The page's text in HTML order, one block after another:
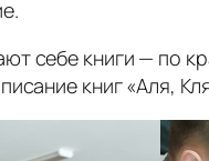
себе книги — по
книг «Аля,